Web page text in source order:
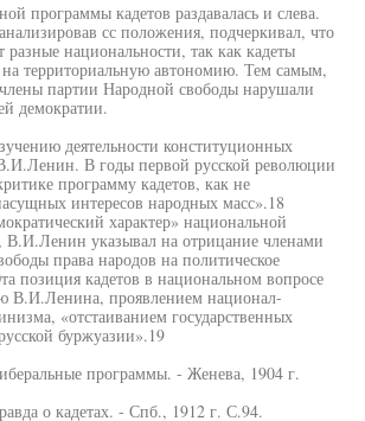
программы кадетов раздавалась и слева.
сс положения, подчеркивал, что
разные национальности, так как кадеты
на территориальную автономию. Тем самым,
партии Народной свободы нарушали
демократии.
деятельности конституционных
В годы первой русской революции
программу кадетов, как не
интересов народных масс».18
характер» национальной
В.И.Ленин указывал на отрицание членами
права народов на политическое
позиция кадетов в национальном вопросе
В.И.Ленина, проявлением национал-
«отстаиванием государственных
буржуазии».19
программы. - Женева, 1904 г.
о кадетах. - Спб., 1912 г. С.94.